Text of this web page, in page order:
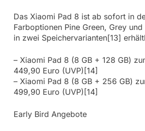
Das Xiaomi Pad 8 ist ab sofort in
Farboptionen Pine Green, Grey
in zwei Speichervarianten[13]
– Xiaomi Pad 8 (8 GB + 128 GB)
449,90 Euro (UVP)[14]
– Xiaomi Pad 8 (8 GB + 256 GB)
499,90 Euro (UVP)[14]
Early Bird Angebote